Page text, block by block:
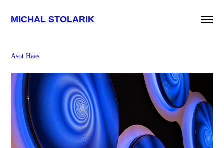
MICHAL STOLARIK
Asot Haas